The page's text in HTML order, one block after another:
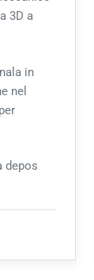
3D a
in
nel
depos